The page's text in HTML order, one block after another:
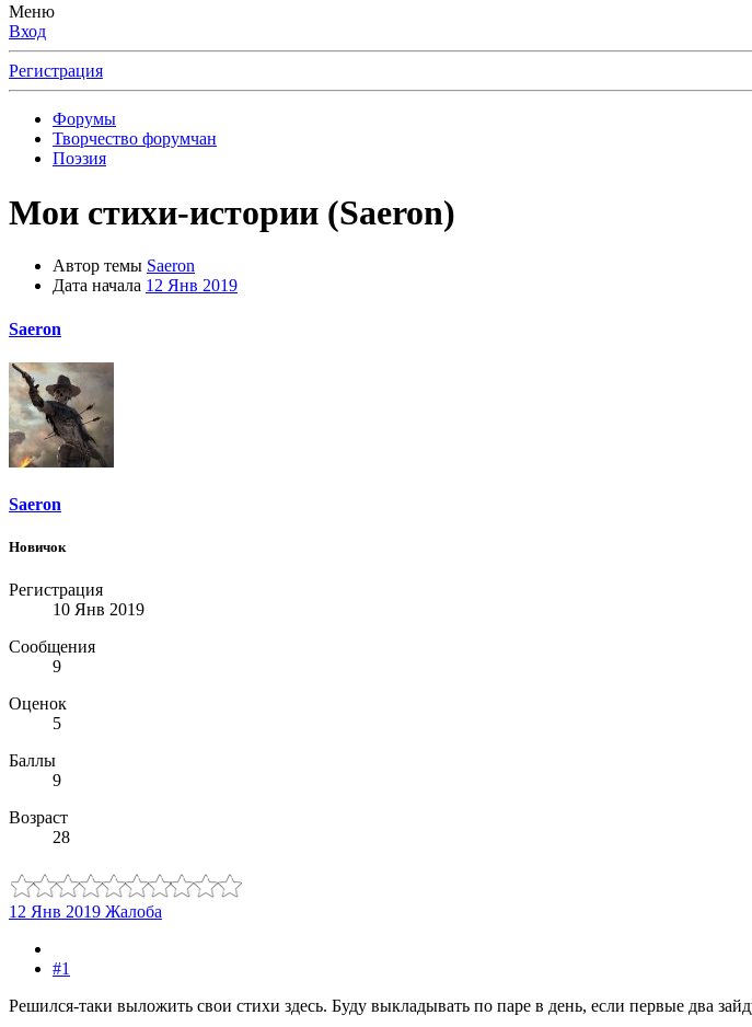
Меню
Вход
Регистрация
Форумы
Творчество форумчан
Поэзия
Мои стихи-истории (Saeron)
Автор темы Saeron
Дата начала 12 Янв 2019
Saeron
Saeron
Новичок
Регистрация
10 Янв 2019
Сообщения
9
Оценок
5
Баллы
9
Возраст
28
12 Янв 2019 Жалоба
#1
Решился-таки выложить свои стихи здесь. Буду выкладывать по паре в день, если первые два